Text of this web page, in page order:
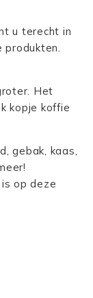
u terecht in
produkten.
Het
kopje koffie
gebak, kaas,
op deze